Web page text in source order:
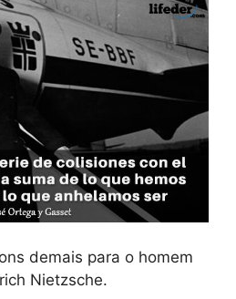
demais para o homem
Nietzsche.